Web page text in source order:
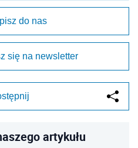
do nas
się na newsletter
artykułu